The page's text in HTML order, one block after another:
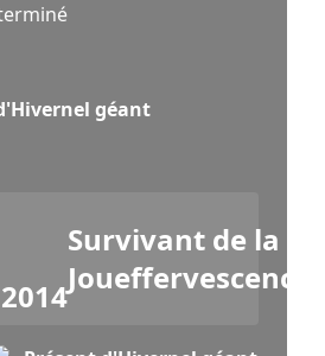
géant
Survivant de la
Joueffervescence